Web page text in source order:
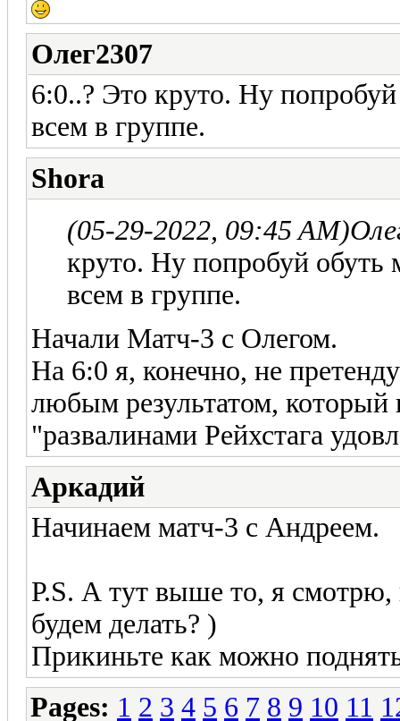
Олег2307
6:0..? Это круто. Ну
всем в группе.
Shora
(05-29-2022, 09:45 AM)
круто. Ну попробуй обуть
всем в группе.
Начали Матч-3 с Олегом.
На 6:0 я, конечно, не
любым результатом, который
"развалинами Рейхстага
Аркадий
Начинаем матч-3 с Андреем.
P.S. А тут выше то, я смотрю,
будем делать? )
Прикиньте как можно
Pages: 1 2 3 4 5 6 7 8 9 10 11